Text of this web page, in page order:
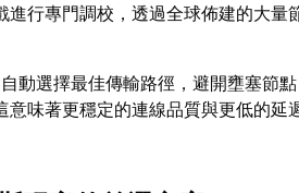
行專門調校，透過全球佈建的大量
動選擇最佳傳輸路徑，避開壅塞節
味著更穩定的連線品質與更低的延